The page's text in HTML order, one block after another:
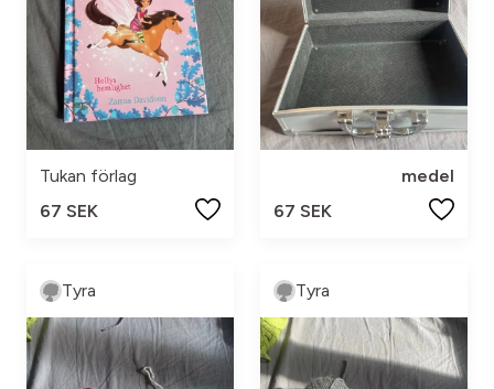
Tukan förlag
67 SEK
medel
67 SEK
Tyra Tyra